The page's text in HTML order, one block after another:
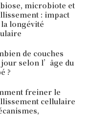
microbiote et
: impact
longévité
de couches
jour selon l’âge du
?
freiner le
cellulaire